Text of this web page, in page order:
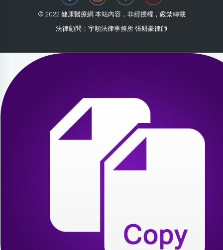
© 2022 健康醫療網 本站內容，非經授權，嚴禁轉載
法律顧問：宇順法律事務所 張耕豪律師